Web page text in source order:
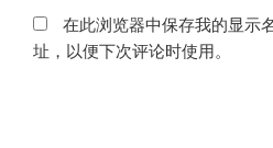
在此浏览器中保存我的显示
址，以便下次评论时使用。